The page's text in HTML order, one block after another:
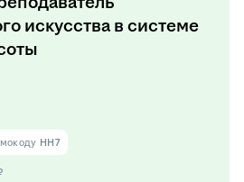
искусства в системе
HH7